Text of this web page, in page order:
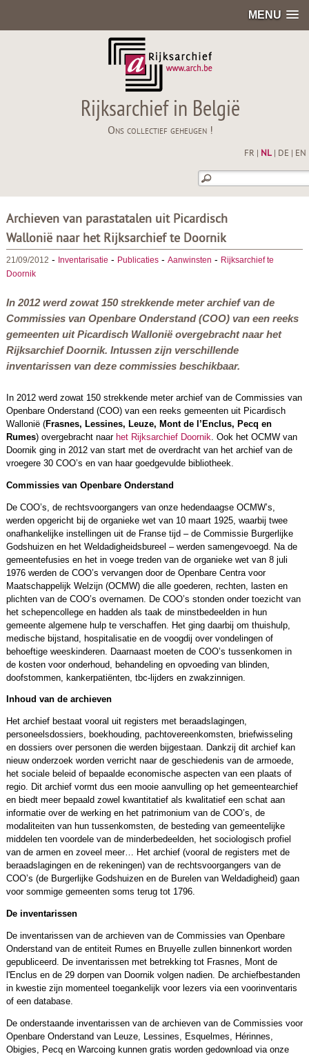
MENU
Rijksarchief in België
Ons collectief geheugen !
FR NL| DE EN
Archieven van parastatalen uit Picardisch
Wallonië naar het Rijksarchief te Doornik
21/09/2012 - Inventarisatie - Publicaties- Aanwinsten - Rijksarchief te
Doornik
In 2012 werd zowat 150 strekkende meter archief van de
Commissies van Openbare Onderstand (COO) van een reeks
gemeenten uit Picardisch Wallonië overgebracht naar het
Rijksarchief Doornik. Intussen zijn verschillende
inventarissen van deze commissies beschikbaar.
In 2012 werd zowat 150 strekkende meter archief van de Commissies van
Openbare Onderstand (COO) van een reeks gemeenten uit Picardisch
Wallonië (Frasnes, Lessines, Leuze, Mont de l’Enclus, Pecq en
Rumes) overgebracht naar het Rijksarchief Doornik. Ook het OCMW van
Doornik ging in 2012 van start met de overdracht van het archief van de
vroegere 30 COO’s en van haar goedgevulde bibliotheek.
Commissies van Openbare Onderstand
De COO’s, de rechtsvoorgangers van onze hedendaagse OCMW’s,
werden opgericht bij de organieke wet van 10 maart 1925, waarbij twee
onafhankelijke instellingen uit de Franse tijd – de Commissie Burgerlijke
Godshuizen en het Weldadigheidsbureel – werden samengevoegd. Na de
gemeentefusies en het in voege treden van de organieke wet van 8 juli
1976 werden de COO’s vervangen door de Openbare Centra voor
Maatschappelijk Welzijn (OCMW) die alle goederen, rechten, lasten en
plichten van de COO’s overnamen. De COO’s stonden onder toezicht van
het schepencollege en hadden als taak de minstbedeelden in hun
gemeente algemene hulp te verschaffen. Het ging daarbij om thuishulp,
medische bijstand, hospitalisatie en de voogdij over vondelingen of
behoeftige weeskinderen. Daarnaast moeten de COO’s tussenkomen in
de kosten voor onderhoud, behandeling en opvoeding van blinden,
doofstommen, kankerpatiënten, tbc-lijders en zwakzinnigen.
Inhoud van de archieven
Het archief bestaat vooral uit registers met beraadslagingen,
personeelsdossiers, boekhouding, pachtovereenkomsten, briefwisseling
en dossiers over personen die werden bijgestaan. Dankzij dit archief kan
nieuw onderzoek worden verricht naar de geschiedenis van de armoede,
het sociale beleid of bepaalde economische aspecten van een plaats of
regio. Dit archief vormt dus een mooie aanvulling op het gemeentearchief
en biedt meer bepaald zowel kwantitatief als kwalitatief een schat aan
informatie over de werking en het patrimonium van de COO’s, de
modaliteiten van hun tussenkomsten, de besteding van gemeentelijke
middelen ten voordele van de minderbedeelden, het sociologisch profiel
van de armen en zoveel meer… Het archief (vooral de registers met de
beraadslagingen en de rekeningen) van de rechtsvoorgangers van de
COO’s (de Burgerlijke Godshuizen en de Burelen van Weldadigheid) gaan
voor sommige gemeenten soms terug tot 1796.
De inventarissen
De inventarissen van de archieven van de Commissies van Openbare
Onderstand van de entiteit Rumes en Bruyelle zullen binnenkort worden
gepubliceerd. De inventarissen met betrekking tot Frasnes, Mont de
l'Enclus en de 29 dorpen van Doornik volgen nadien. De archiefbestanden
in kwestie zijn momenteel toegankelijk voor lezers via een voorinventaris
of een database.
De onderstaande inventarissen van de archieven van de Commissies voor
Openbare Onderstand van Leuze, Lessines, Esquelmes, Hérinnes,
Obigies, Pecq en Warcoing kunnen gratis worden gedownload via onze